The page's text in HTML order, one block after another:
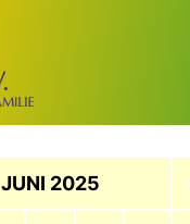
JUNI 2025